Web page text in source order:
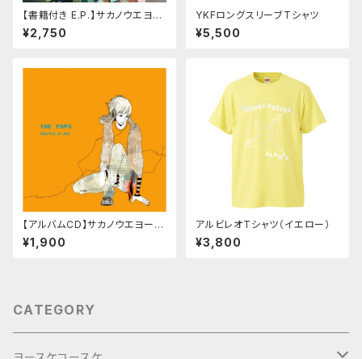
【書籍付き E.P.】サカノウエヨー
スケ「抑えきれない僕らの J-PO
P」
¥2,750
YKFロングスリーブTシャツ
¥5,500
【アルバムCD】サカノウエヨース
ケ「THE POPS」
¥1,900
アルビレオTシャツ（イエロー）
¥3,800
CATEGORY